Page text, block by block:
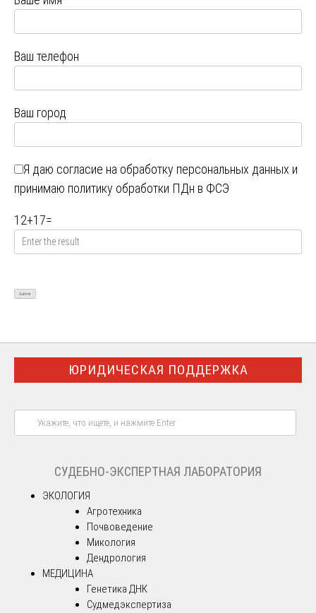
Ваш телефон
Ваш город
Я даю согласие на обработку персональных данных и
принимаю политику обработки ПДн в ФСЭ
12+17=
ЮРИДИЧЕСКАЯ ПОДДЕРЖКА
СУДЕБНО-ЭКСПЕРТНАЯ ЛАБОРАТОРИЯ
ЭКОЛОГИЯ
Агротехника
Почвоведение
Микология
Дендрология
МЕДИЦИНА
Генетика ДНК
Судмедэкспертиза